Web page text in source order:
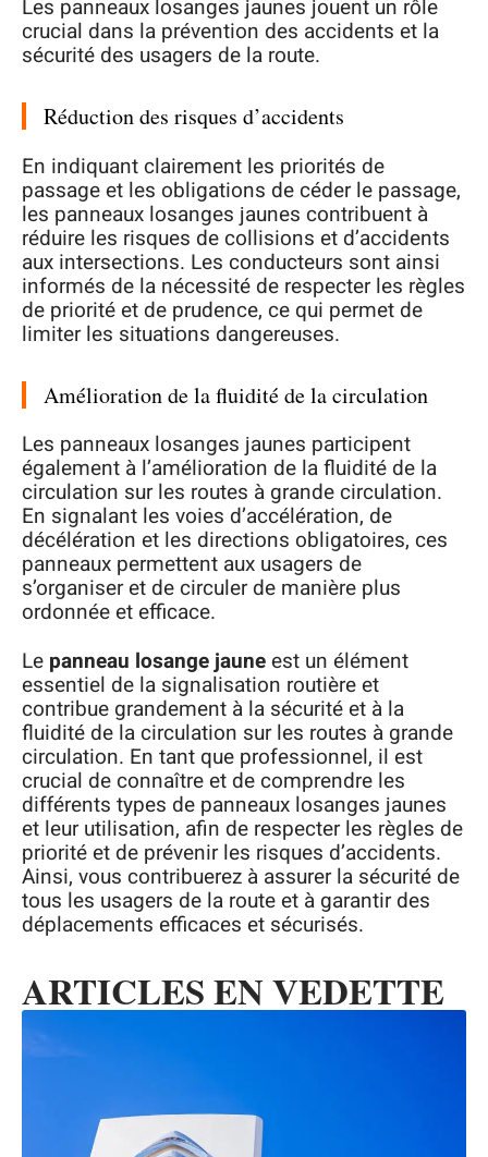
Les panneaux losanges jaunes jouent un rôle
crucial dans la prévention des accidents et la
sécurité des usagers de la route.
Réduction des risques d’accidents
En indiquant clairement les priorités de
passage et les obligations de céder le passage,
les panneaux losanges jaunes contribuent à
réduire les risques de collisions et d’accidents
aux intersections. Les conducteurs sont ainsi
informés de la nécessité de respecter les règles
de priorité et de prudence, ce qui permet de
limiter les situations dangereuses.
Amélioration de la fluidité de la circulation
Les panneaux losanges jaunes participent
également à l’amélioration de la fluidité de la
circulation sur les routes à grande circulation.
En signalant les voies d’accélération, de
décélération et les directions obligatoires, ces
panneaux permettent aux usagers de
s’organiser et de circuler de manière plus
ordonnée et efficace.
Le panneau losange jauneest un élément
essentiel de la signalisation routière et
contribue grandement à la sécurité et à la
fluidité de la circulation sur les routes à grande
circulation. En tant que professionnel, il est
crucial de connaître et de comprendre les
différents types de panneaux losanges jaunes
et leur utilisation, afin de respecter les règles de
priorité et de prévenir les risques d’accidents.
Ainsi, vous contribuerez à assurer la sécurité de
tous les usagers de la route et à garantir des
déplacements efficaces et sécurisés.
ARTICLES EN VEDETTE